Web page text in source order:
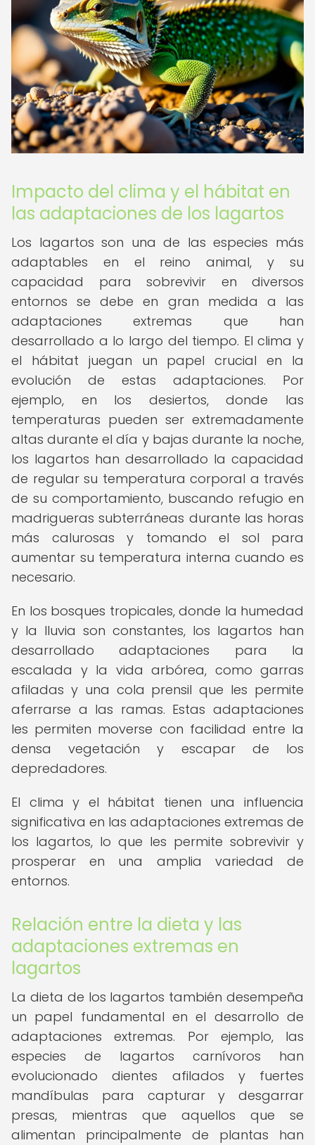
Impacto del clima y el hábitat en
las adaptaciones de los lagartos
Los lagartos son una de las especies más
adaptables en el reino animal, y su
capacidad para sobrevivir en diversos
entornos se debe en gran medida a las
adaptaciones extremas que han
desarrollado a lo largo del tiempo. El clima y
el hábitat juegan un papel crucial en la
evolución de estas adaptaciones. Por
ejemplo, en los desiertos, donde las
temperaturas pueden ser extremadamente
altas durante el día y bajas durante la noche,
los lagartos han desarrollado la capacidad
de regular su temperatura corporal a través
de su comportamiento, buscando refugio en
madrigueras subterráneas durante las horas
más calurosas y tomando el sol para
aumentar su temperatura interna cuando es
necesario.
En los bosques tropicales, donde la humedad
y la lluvia son constantes, los lagartos han
desarrollado adaptaciones para la
escalada y la vida arbórea, como garras
afiladas y una cola prensil que les permite
aferrarse a las ramas. Estas adaptaciones
les permiten moverse con facilidad entre la
densa vegetación y escapar de los
depredadores.
El clima y el hábitat tienen una influencia
significativa en las adaptaciones extremas de
los lagartos, lo que les permite sobrevivir y
prosperar en una amplia variedad de
entornos.
Relación entre la dieta y las
adaptaciones extremas en
lagartos
La dieta de los lagartos también desempeña
un papel fundamental en el desarrollo de
adaptaciones extremas. Por ejemplo, las
especies de lagartos carnívoros han
evolucionado dientes afilados y fuertes
mandíbulas para capturar y desgarrar
presas, mientras que aquellos que se
alimentan principalmente de plantas han